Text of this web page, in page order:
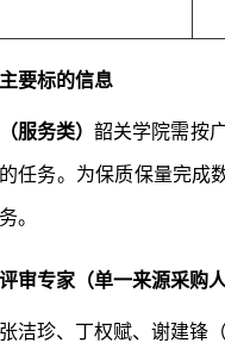
要标的信息
（服务类）韶关学院需按
任务。 为保质保量完成
。
审专家（单一来源采购
张洁珍、 丁权赋、 谢建锋